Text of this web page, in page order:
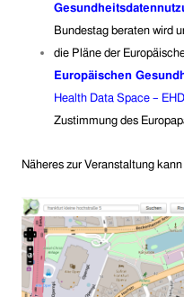
Bundestag beraten wird
die Pläne der
Europäischen
Health Data Space –
Zustimmung des
Näheres zur Veranstaltung kann